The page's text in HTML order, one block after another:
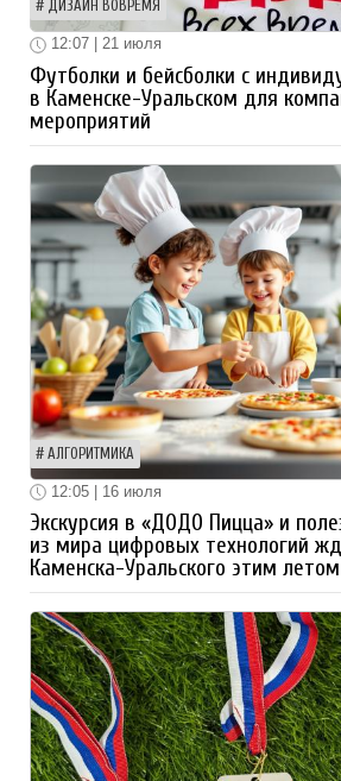
ДИЗАЙН ВОВРЕМЯ
12:07 | 21 июля
Футболки и бейсболки с
в Каменске-Уральском для
мероприятий
АЛГОРИТМИКА
12:05 | 16 июля
Экскурсия в «ДОДО Пицца» и
из мира цифровых технологий
Каменска-Уральского этим летом